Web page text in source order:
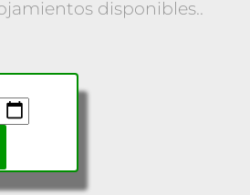
disponibles..